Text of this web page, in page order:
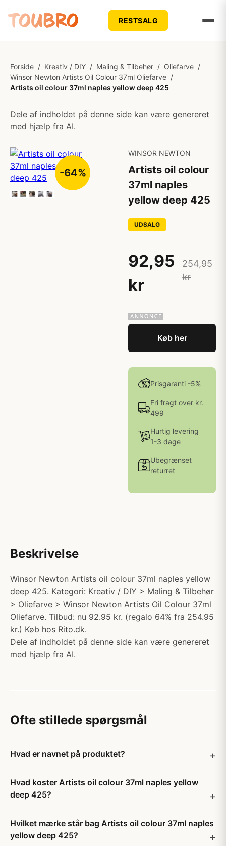
RESTSALG
Forside / Kreativ / DIY / Maling & Tilbehør / Oliefarve /
Winsor Newton Artists Oil Colour 37ml Oliefarve /
Artists oil colour 37ml naples yellow deep 425
Dele af indholdet på denne side kan være genereret
med hjælp fra AI.
-64%
WINSOR NEWTON
Artists oil colour
37ml naples
yellow deep 425
UDSALG
92,95
kr
254,95
kr
Køb her
Prisgaranti -5%
Fri fragt over kr.
499
Hurtig levering
1-3 dage
Ubegrænset
returret
Beskrivelse
Winsor Newton Artists oil colour 37ml naples yellow
deep 425. Kategori: Kreativ / DIY > Maling & Tilbehør
> Oliefarve > Winsor Newton Artists Oil Colour 37ml
Oliefarve. Tilbud: nu 92.95 kr. (regalo 64% fra 254.95
kr.) Køb hos Rito.dk.
Dele af indholdet på denne side kan være genereret
med hjælp fra AI.
Ofte stillede spørgsmål
Hvad er navnet på produktet?
Hvad koster Artists oil colour 37ml naples yellow
deep 425?
Hvilket mærke står bag Artists oil colour 37ml naples
yellow deep 425?